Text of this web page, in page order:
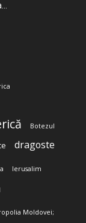
Botezul
dragoste
Ierusalim
Moldovei;